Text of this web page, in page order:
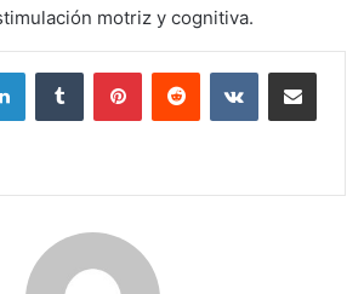
motriz y cognitiva.
LinkedInTumblr PinterestReddit VKontakteShare via Email